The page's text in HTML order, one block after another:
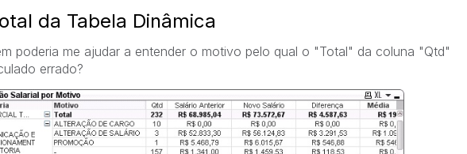
da Tabela Dinâmica
poderia me ajudar a entender o motivo pelo qual o "Total" da coluna "Qtd"
errado?